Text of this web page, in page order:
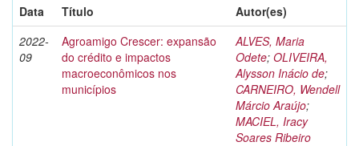
Data
Título
Autor(es)
2022-
09
Agroamigo Crescer: expansão
do crédito e impactos
macroeconômicos nos
municípios
ALVES, Maria
Odete; OLIVEIRA,
Alysson Inácio de;
CARNEIRO, Wendell
Márcio Araújo;
MACIEL, Iracy
Soares Ribeiro